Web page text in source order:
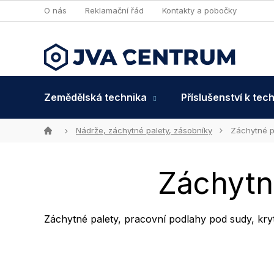
na
O nás Reklamační řád Kontakty a pobočky
Zemědělská technika
Příslušenství k
DomůNádrže, záchytné palety, zásobníky Záchytné
Záchytné palety, pracovní podlahy pod sudy,